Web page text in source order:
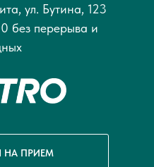
ул. Бутина, 123
без перерыва и
НА ПРИЕМ